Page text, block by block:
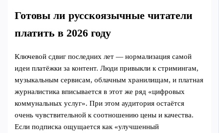
Готовы ли русскоязычные читатели
платить в 2026 году
Ключевой сдвиг последних лет — нормализация самой
идеи платёжки за контент. Люди привыкли к стримингам,
музыкальным сервисам, облачным хранилищам, и платная
журналистика вписывается в этот же ряд «цифровых
коммунальных услуг». При этом аудитория остаётся
очень чувствительной к соотношению цены и качества.
Если подписка ощущается как «улучшенный